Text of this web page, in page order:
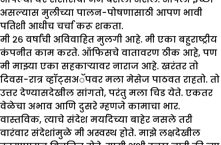
असल्यास मुलीच्या पालन-पोषणासाठी आपण भावी
पतिशी आधीच चर्चा करू शकता.
मी २६ वर्षांची अविवाहित मुलगी आहे. मी एका बहुराष्ट्रीय
कंपनीत काम करते. ऑफिसचे वातावरण ठीक आहे, पण
मी माझ् या एका सहकाऱ्यावर नाराज आहे. खरंतर तो
दिवस-रात्र व्हॉट्सअॅपवर मला मेसेज पाठवत राहतो. तो
उत्तर देण्यासदेखील सांगतो, परंतु मला चिड येते. एकतर
वेळेचा अभाव आणि दुसरे म्हणजे कामाचा भार.
वास्तविक, त्याचे संदेश मर्यादेच्या बाहेर नसले तरी
वारंवार संदेशांमुळे मी अस्वस्थ होते. माझेलक्षदेखील